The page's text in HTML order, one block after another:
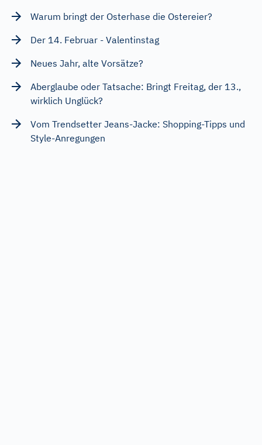
Warum bringt der Osterhase die Ostereier?
Der 14. Februar - Valentinstag
Neues Jahr, alte Vorsätze?
Aberglaube oder Tatsache: Bringt Freitag, der 13.,
wirklich Unglück?
Vom Trendsetter Jeans-Jacke: Shopping-Tipps und
Style-Anregungen